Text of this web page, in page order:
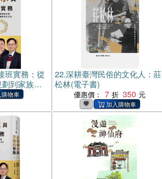
班實務：從
到家族辦
，實現企
22.深耕臺灣民俗的文化人：莊
松林(電子書)
優惠價： 7 350